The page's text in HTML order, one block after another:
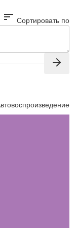
sort Сортировать по